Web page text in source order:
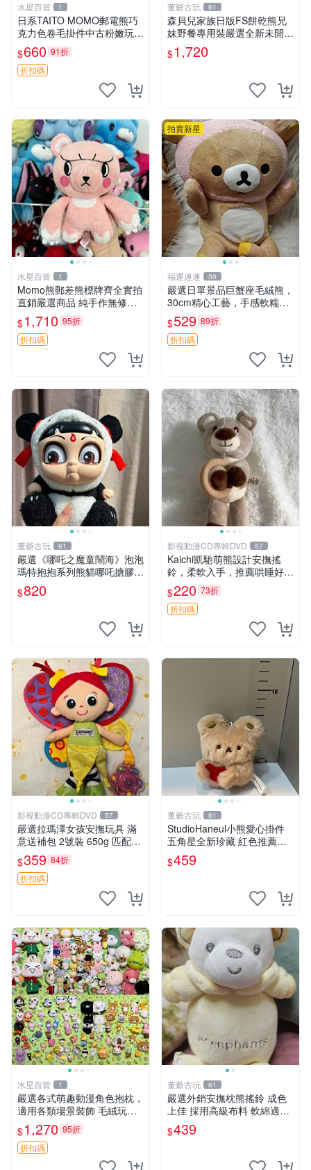
水星百貨 1
日系TAITO MOMO郵電熊巧
克力色卷毛掛件中古粉嫩玩偶
微瑕推薦 postpet momo 郵
電熊 中古玩偶
$660 91折
折扣碼
董爺古玩 61
森貝兒家族日版FS餅乾熊兄
妹野餐專用裝嚴選全新未開
封，包含兩組大童款紙盒裝，
適合收藏與分享。 餅乾熊兄
$1,720
水星百貨 1
Momo熊郵差熊標牌齊全實拍
直銷嚴選商品 純手作無修圖
可收藏 郵差熊 Momo熊 標牌
商品
$1,710 95折
折扣碼
拍賣新星
福運連連 30
嚴選日單景品巨蟹座毛絨熊，
30cm精心工藝，手感軟糯推
薦收藏送人 巨蟹座 毛絨玩具
精緻做工
$529 89折
折扣碼
董爺古玩 61
嚴選《哪吒之魔童鬧海》泡泡
瑪特抱抱系列熊貓哪吒搪膠臉
毛絨， STATE：如圖顯示 哪
吒 毛絨公仔 泡泡瑪特
$820
影視動漫CD專輯DVD 57
Kaichi凱馳萌熊設計安撫搖
鈴，柔軟入手，推薦哄睡好選
擇 熊公仔 安撫玩具 喂食環
$220 73折
折扣碼
影視動漫CD專輯DVD 57
嚴選拉瑪澤女孩安撫玩具 滿
意送補包 2號裝 650g 匹配嬰
幼童舒壓好伴侶 女孩專用 安
心選擇 安撫玩偶 衝包 玩具
$359 84折
折扣碼
董爺古玩 61
StudioHaneul小熊愛心掛件
五角星全新珍藏 紅色推薦收
藏 玩具掛飾 掛件 新品
$459
水星百貨 1
嚴選各式萌趣動漫角色抱枕，
適用各類場景裝飾 毛絨玩
具、卡通抱枕、趣味玩偶
$1,270 95折
折扣碼
董爺古玩 61
嚴選外銷安撫枕熊搖鈴 成色
上佳 採用高級布料 軟綿適合
收藏 安心選購 安撫枕 熊玩具
搖鈴
$439